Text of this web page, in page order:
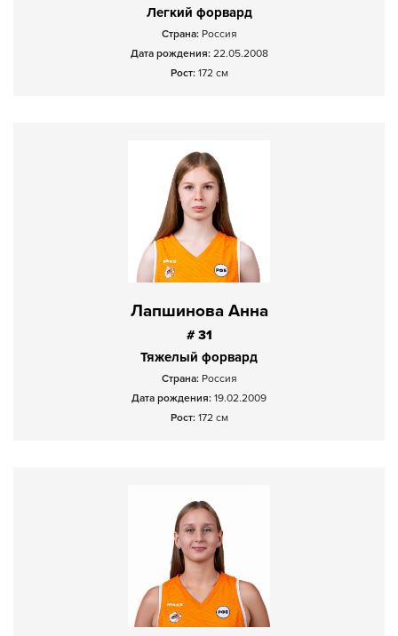
Легкий форвард
Страна: Россия
Дата рождения: 22.05.2008
Рост: 172 см
Лапшинова Анна
# 31
Тяжелый форвард
Страна: Россия
Дата рождения: 19.02.2009
Рост: 172 см